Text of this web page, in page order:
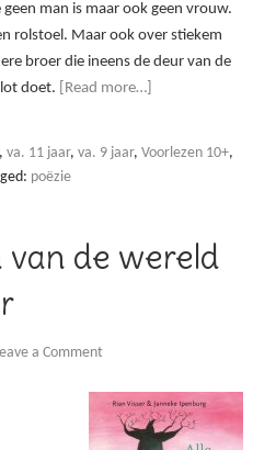
man is maar ook geen vrouw.
rolstoel. Maar ook over stiekem
broer die ineens de deur van de
doet.
[Read more…]
, va. 11 jaar, va. 9 jaar, Voorlezen 10+,
poëzie
de wereld
a Comment